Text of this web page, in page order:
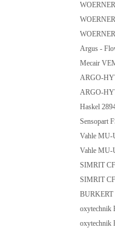
Argus -
Mecair
ARGO-
ARGO-
Haskel
Sensopart
Vahle MU-
Vahle MU-
SIMRIT
SIMRIT
BURKERT
oxytechnik
oxytechnik